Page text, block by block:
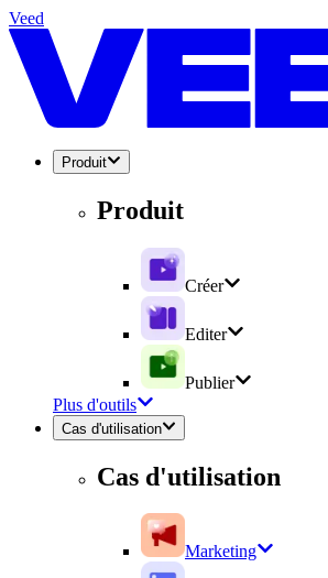
Veed
Produit
Produit
Créer
Editer
Publier
Plus d'outils
Cas d'utilisation
Cas d'utilisation
Marketing